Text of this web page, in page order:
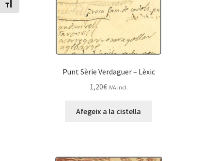
Canvia mida de lletra
Punt Sèrie Verdaguer – Lèxic
1,20€ IVA incl.
Afegeix a la cistella